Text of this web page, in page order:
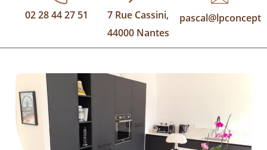
02 28 44 27 51
7 Rue Cassini,
44000 Nantes